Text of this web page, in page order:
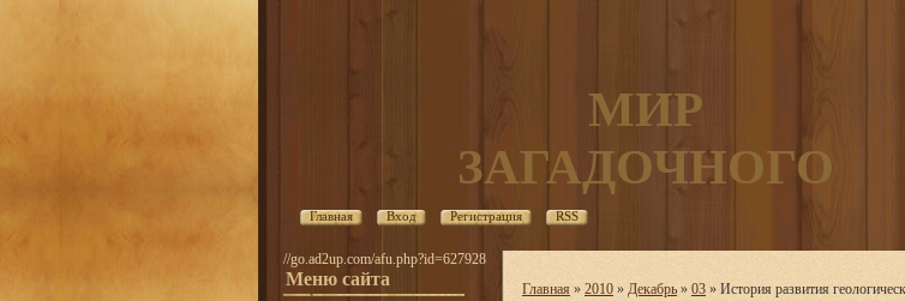
МИР
ЗАГАДОЧНОГО
Главная Вход Регистрация RSS
//go.ad2up.com/afu.php?id=627928
Меню сайта Главная » 2010 » Декабрь » 03 » История развития